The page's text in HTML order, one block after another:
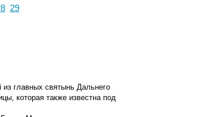
29
главных святынь Дальнего
которая также известна под